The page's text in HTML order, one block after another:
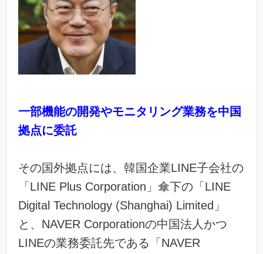
一部機能の開発やモニタリング業務を中国
拠点に委託
その国外拠点には、韓国企業LINE子会社の
「LINE Plus Corporation」傘下の「LINE
Digital Technology (Shanghai) Limited」
と、NAVER Corporationの中国法人かつ
LINEの業務委託先である「NAVER